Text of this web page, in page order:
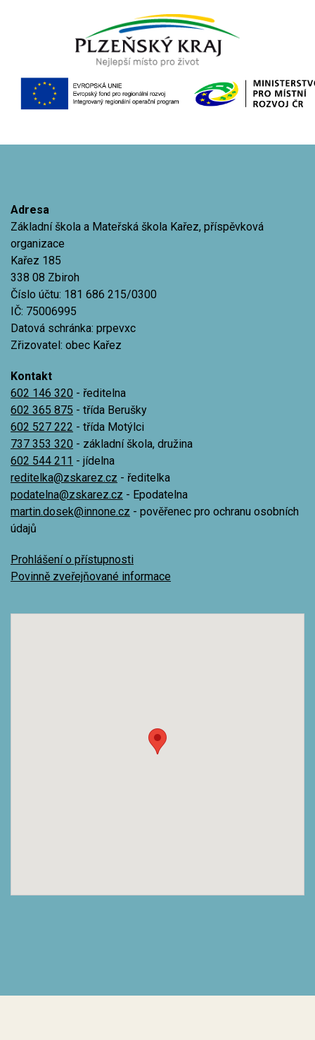
Adresa
Základní škola a Mateřská škola Kařez, příspěvková
organizace
Kařez 185
338 08 Zbiroh
Číslo účtu: 181 686 215/0300
IČ: 75006995
Datová schránka: prpevxc
Zřizovatel: obec Kařez
Kontakt
602 146 320 - ředitelna
602 365 875 - třída Berušky
602 527 222 - třída Motýlci
737 353 320 - základní škola, družina
602 544 211 - jídelna
reditelka@zskarez.cz - ředitelka
podatelna@zskarez.cz - Epodatelna
martin.dosek@innone.cz - pověřenec pro ochranu osobních
údajů
Prohlášení o přístupnosti
Povinně zveřejňované informace